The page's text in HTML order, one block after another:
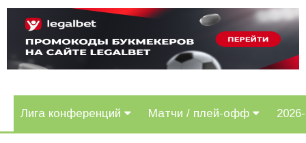
Лига конференций Матчи / плей-офф